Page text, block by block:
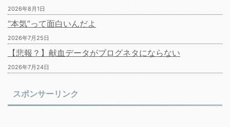
2026年8月1日
“本気”って面白いんだよ
2026年7月25日
【悲報？】献血データがブログネタにならない
2026年7月24日
スポンサーリンク